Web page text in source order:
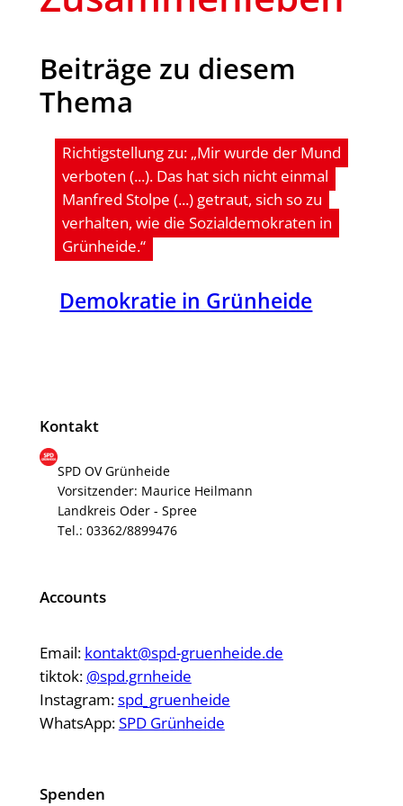
Beiträge zu diesem
Thema
Richtigstellung zu: „Mir wurde der Mund
verboten (...). Das hat sich nicht einmal
Manfred Stolpe (...) getraut, sich so zu
verhalten, wie die Sozialdemokraten in
Grünheide.“
Demo­kra­tie in Grünheide
Kontakt
SPD OV Grünheide
Vorsitzender: Maurice Heilmann
Landkreis Oder - Spree
Tel.: 03362/8899476
Accounts
Email: kontakt@spd-gruenheide.de
tiktok: @spd.grnheide
Instagram:spd_gruenheide
WhatsApp:SPD Grünheide
Spenden